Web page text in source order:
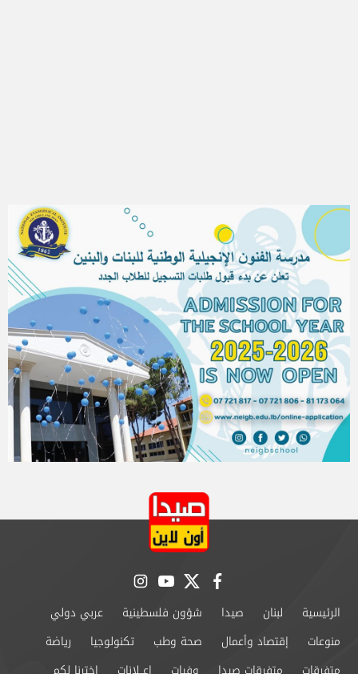
facebook
twitter
youtube
instagram
الرئيسية لبنان صيدا شؤون فلسطينية
عربي دولي
منوعات
إقتصاد وأعمال صحة وطب تكنولوجيا
رياضة